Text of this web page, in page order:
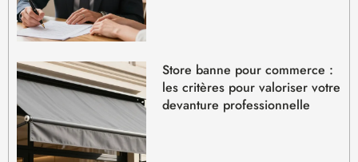
Store banne pour commerce :
les critères pour valoriser votre
devanture professionnelle